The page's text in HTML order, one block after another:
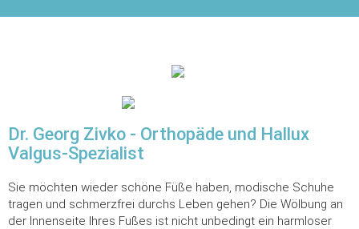
Dr. Georg Zivko - Orthopäde und Hallux
Valgus-Spezialist
Sie möchten wieder schöne Füße haben, modische Schuhe
tragen und schmerzfrei durchs Leben gehen? Die Wölbung an
der Innenseite Ihres Fußes ist nicht unbedingt ein harmloser